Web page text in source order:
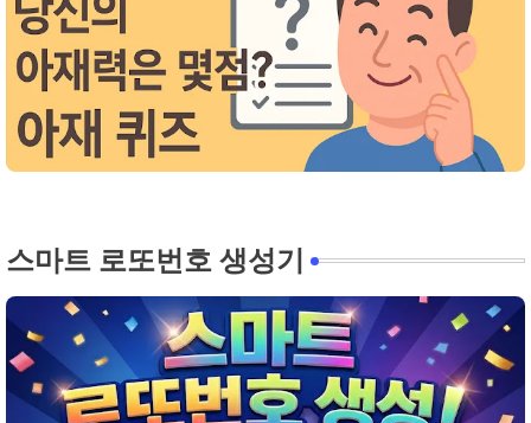
스마트 로또번호 생성기